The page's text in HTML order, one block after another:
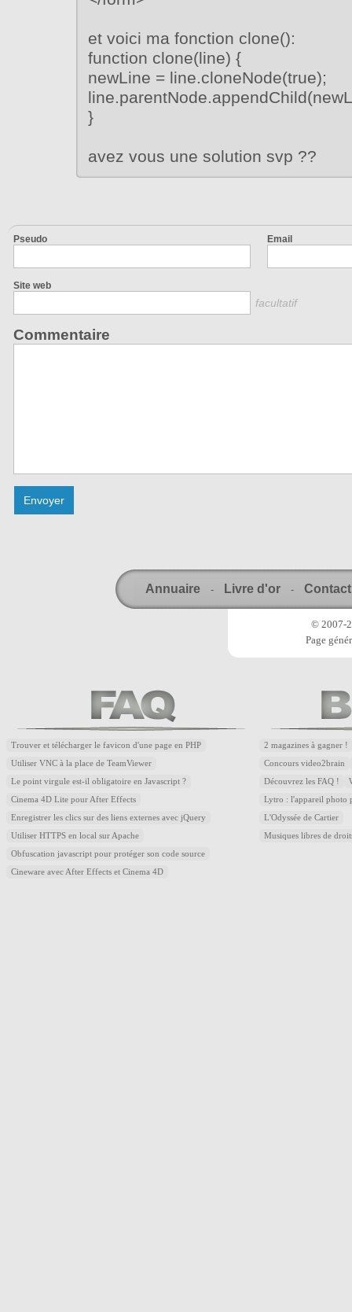
et voici ma fonction clone():
function clone(line) {
newLine = line.cloneNode(true);
}
avez vous une solution svp ??
Pseudo Email
Site web
facultatif
Commentaire
Annuaire - Livre d'or - Contact
© 2007-
Page
Trouver et télécharger le favicon d'une page en PHP
Utiliser VNC à la place de TeamViewer
Le point virgule est-il obligatoire en Javascript ?
Cinema 4D Lite pour After Effects
Enregistrer les clics sur des liens externes avec jQuery
Utiliser HTTPS en local sur Apache
Obfuscation javascript pour protéger son code source
Cineware avec After Effects et Cinema 4D
2 magazines à gagner !
Concours video2brain
Découvrez les FAQ !
Lytro : l'appareil photo
L'Odyssée de Cartier
Musiques libres de